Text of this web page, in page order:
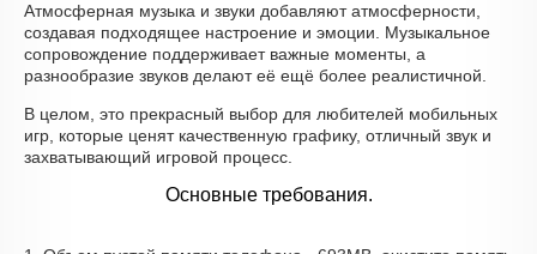
Атмосферная музыка и звуки добавляют атмосферности,
создавая подходящее настроение и эмоции. Музыкальное
сопровождение поддерживает важные моменты, а
разнообразие звуков делают её ещё более реалистичной.
В целом, это прекрасный выбор для любителей мобильных
игр, которые ценят качественную графику, отличный звук и
захватывающий игровой процесс.
Основные требования.